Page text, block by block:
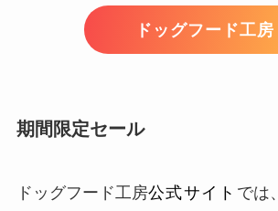
ドッグフード工房
期間限定セール
ドッグフード工房公式サイト では、